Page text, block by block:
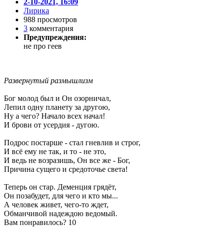
Лирика
988 просмотров
3 комментария
Предупреждения:
не про геев
Развернутый размышлизм
Бог молод был и Он озорничал,
Лепил одну планету за другою,
Ну а чего? Начало всех начал!
И брови от усердия - дугою.
Подрос постарше - стал гневлив и строг,
И всё ему не так, и то - не это,
И ведь не возразишь, Он все же - Бог,
Причина сущего и средоточье света!
Теперь он стар. Деменция грядёт,
Он позабудет, для чего и кто мы...
А человек живет, чего-то ждет,
Обманчивой надеждою ведомый.
Вам понравилось? 10